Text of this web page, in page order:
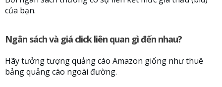
của bạn.
Ngân sách và giá click liên quan gì đến nhau?
Hãy tưởng tượng quảng cáo Amazon giống như thuê
bảng quảng cáo ngoài đường.